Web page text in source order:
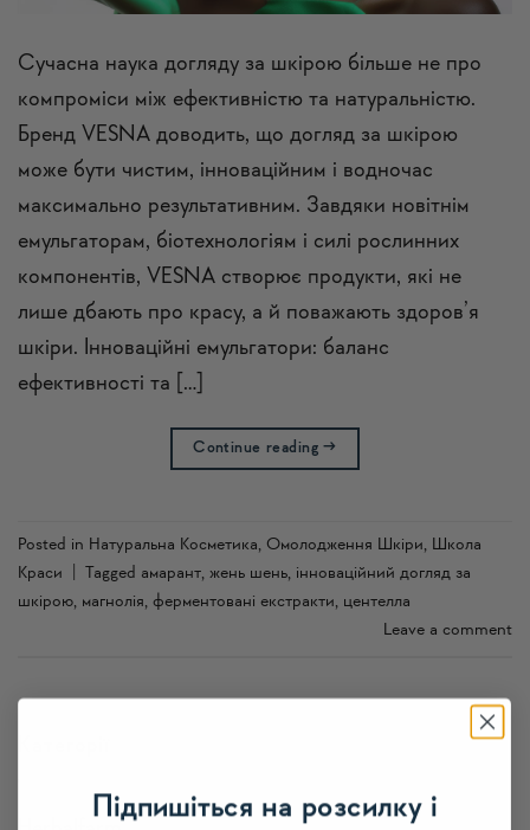
Сучасна наука догляду за шкірою більше не про
компроміси між ефективністю та натуральністю.
Бренд VESNA доводить, що догляд за шкірою
може бути чистим, інноваційним і водночас
максимально результативним. Завдяки новітнім
емульгаторам, біотехнологіям і силі рослинних
компонентів, VESNA створює продукти, які не
лише дбають про красу, а й поважають здоров’я
шкіри. Інноваційні емульгатори: баланс
ефективності та […]
Continue reading→
Posted in Натуральна Косметика, Омолодження Шкіри, Школа
Краси
Tagged амарант, жень шень, інноваційний догляд за
шкірою, магнолія, ферментовані екстракти, центелла
Leave a comment
Підпишіться на розсилку і